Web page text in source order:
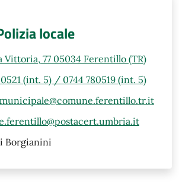
locale
Vittoria, 77 05034 Ferentillo (TR)
(int. 5) / 0744 780519 (int. 5)
Borgianini